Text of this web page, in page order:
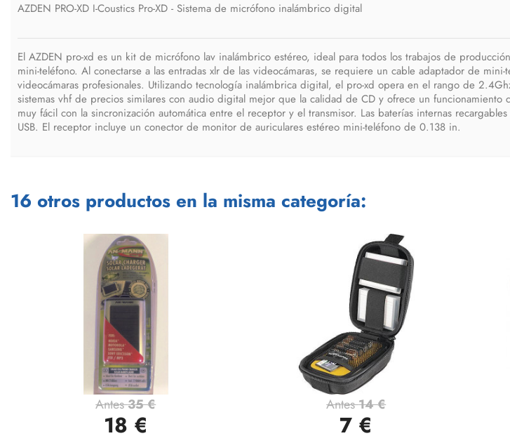
AZDEN PRO-XD I-Coustics Pro-XD - Sistema de micrófono inalámbrico digital
El AZDEN pro-xd es un kit de micrófono lav inalámbrico estéreo, ideal para todos los trabajos de
mini-teléfono. Al conectarse a las entradas xlr de las videocámaras, se requiere un cable adaptador de
videocámaras profesionales. Utilizando tecnología inalámbrica digital, el pro-xd opera en el rango de
sistemas vhf de precios similares con audio digital mejor que la calidad de CD y ofrece un
muy fácil con la sincronización automática entre el receptor y el transmisor. Las baterías internas
USB. El receptor incluye un conector de monitor de auriculares estéreo mini-teléfono de 0.138 in.
16 otros productos en la misma categoría:
Vista rápida
Antes35 €
18 € Vista rápida
Antes14 €
7 €